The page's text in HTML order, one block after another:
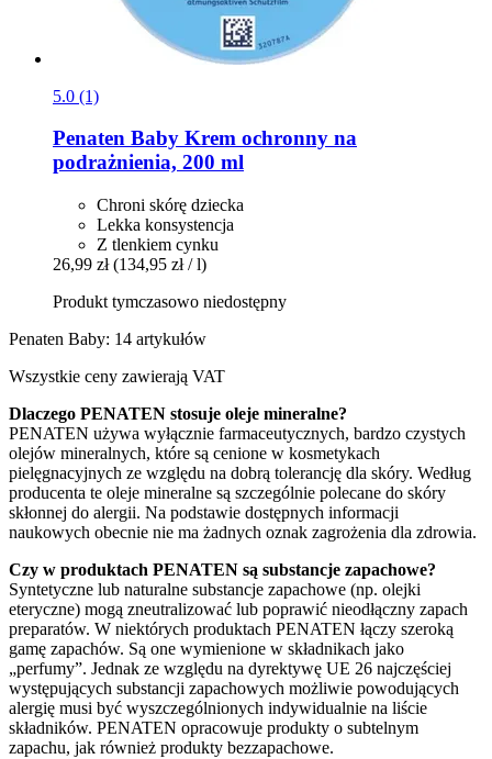
5.0 (1)
Penaten Baby Krem ochronny na
podrażnienia, 200 ml
Chroni skórę dziecka
Lekka konsystencja
Z tlenkiem cynku
26,99 zł (134,95 zł / l)
Produkt tymczasowo niedostępny
Penaten Baby: 14 artykułów
Wszystkie ceny zawierają VAT
Dlaczego PENATEN stosuje oleje mineralne?
PENATEN używa wyłącznie farmaceutycznych, bardzo czystych
olejów mineralnych, które są cenione w kosmetykach
pielęgnacyjnych ze względu na dobrą tolerancję dla skóry. Według
producenta te oleje mineralne są szczególnie polecane do skóry
skłonnej do alergii. Na podstawie dostępnych informacji
naukowych obecnie nie ma żadnych oznak zagrożenia dla zdrowia.
Czy w produktach PENATEN są substancje zapachowe?
Syntetyczne lub naturalne substancje zapachowe (np. olejki
eteryczne) mogą zneutralizować lub poprawić nieodłączny zapach
preparatów. W niektórych produktach PENATEN łączy szeroką
gamę zapachów. Są one wymienione w składnikach jako
„perfumy”. Jednak ze względu na dyrektywę UE 26 najczęściej
występujących substancji zapachowych możliwie powodujących
alergię musi być wyszczególnionych indywidualnie na liście
składników. PENATEN opracowuje produkty o subtelnym
zapachu, jak również produkty bezzapachowe.